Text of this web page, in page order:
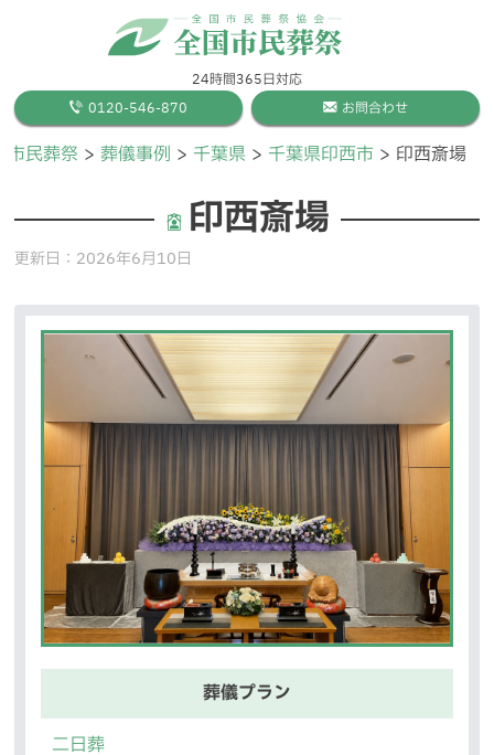
24時間365日対応
0120-546-870
お問合わせ
市民葬祭 葬儀事例 千葉県 千葉県印西市 印西斎場
印西斎場
更新日： 2026年6月10日
葬儀プラン
二日葬